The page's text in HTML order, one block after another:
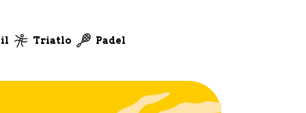
Triatlo Padel